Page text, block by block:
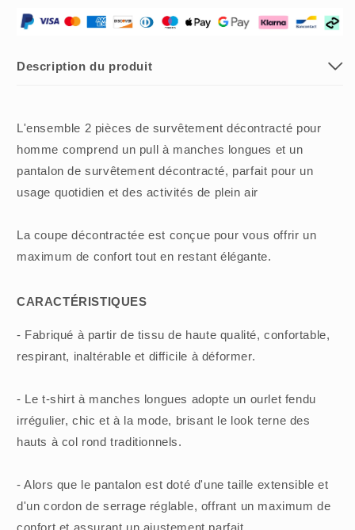
mode
🎁
mode
pour
🎁
Description du produit
L'ensemble 2 pièces de survêtement décontracté pour
homme comprend un pull à manches longues et un
pantalon de survêtement décontracté, parfait pour un
usage quotidien et des activités de plein air
La coupe décontractée est conçue pour vous offrir un
maximum de confort tout en restant élégante.
CARACTÉRISTIQUES
- Fabriqué à partir de tissu de haute qualité, confortable,
respirant, inaltérable et difficile à déformer.
- Le t-shirt à manches longues adopte un ourlet fendu
irrégulier, chic et à la mode, brisant le look terne des
hauts à col rond traditionnels.
- Alors que le pantalon est doté d'une taille extensible et
d'un cordon de serrage réglable, offrant un maximum de